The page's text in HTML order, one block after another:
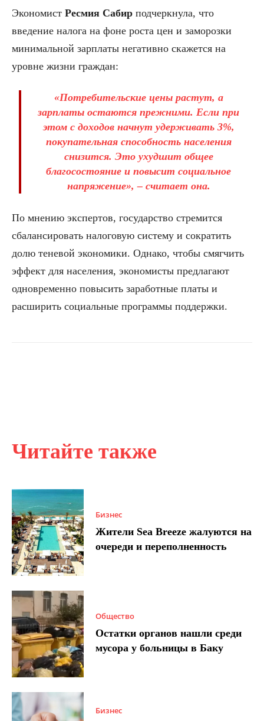
Читайте также
Бизнес
Жители Sea Breeze жалуются на
очереди и переполненность
Общество
Остатки органов нашли среди
мусора у больницы в Баку
Бизнес
Экономист Ресмия Сабир подчеркнула, что
введение налога на фоне роста цен и заморозки
минимальной зарплаты негативно скажется на
уровне жизни граждан:
«Потребительские цены растут, а
зарплаты остаются прежними. Если при
этом с доходов начнут удерживать 3%,
покупательная способность населения
снизится. Это ухудшит общее
благосостояние и повысит социальное
напряжение», – считает она.
По мнению экспертов, государство стремится
сбалансировать налоговую систему и сократить
долю теневой экономики. Однако, чтобы смягчить
эффект для населения, экономисты предлагают
одновременно повысить заработные платы и
расширить социальные программы поддержки.